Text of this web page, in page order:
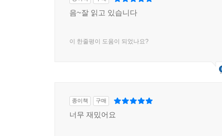
음~잘 읽고 있습니다
이 한줄평이 도움이 되었나요?
종이책 구매
너무 재밌어요